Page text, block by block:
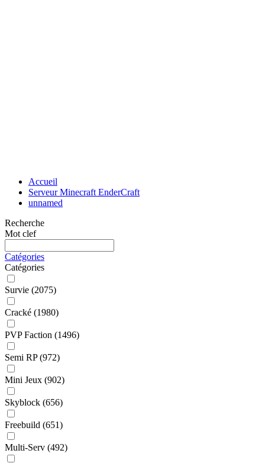
Accueil
Serveur Minecraft EnderCraft
unnamed
Recherche
Mot clef
Catégories
Catégories
Survie (2075)
Cracké (1980)
PVP Faction (1496)
Semi RP(972)
Mini Jeux (902)
Skyblock (656)
Freebuild (651)
Multi-Serv (492)